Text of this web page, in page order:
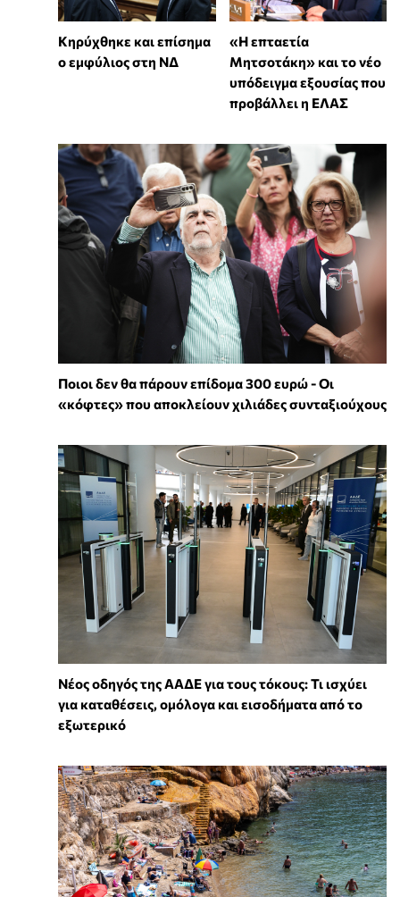
Κηρύχθηκε και επίσημα
ο εμφύλιος στη ΝΔ
«Η επταετία
Μητσοτάκη» και το νέο
υπόδειγμα εξουσίας που
προβάλλει η ΕΛΑΣ
Ποιοι δεν θα πάρουν επίδομα 300 ευρώ - Οι
«κόφτες» που αποκλείουν χιλιάδες συνταξιούχους
Νέος οδηγός της ΑΑΔΕ για τους τόκους: Τι ισχύει
για καταθέσεις, ομόλογα και εισοδήματα από το
εξωτερικό